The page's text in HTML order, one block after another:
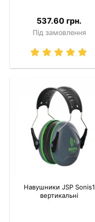
537.60 грн.
Під замовлення
Навушники JSP Sonis1
вертикальні